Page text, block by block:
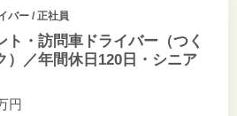
バー / 正社員
ト・訪問車ドライバー（つく
）／年間休日120日・シニア
円